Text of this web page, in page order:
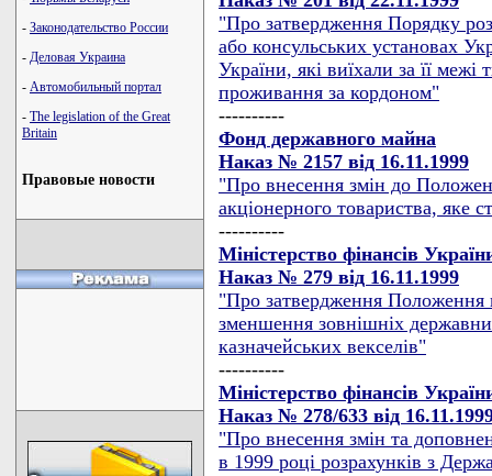
- Законодательство России
- Деловая Украина
- Автомобильный портал
- The legislation of the Great
Britain
Правовые новости
"Про затвердження Порядку
або консульських установах
України, які виїхали за її
проживання за кордоном"
----------
Фонд державного майна
Наказ № 2157 від 16.11.1999
"Про внесення змін до
акціонерного товариства, яке
----------
Міністерство фінансів
Наказ № 279 від 16.11.1999
"Про затвердження Положення
зменшення зовнішніх
казначейських векселів"
----------
Міністерство фінансів
Наказ № 278/633 від
"Про внесення змін та
в 1999 році розрахунків з